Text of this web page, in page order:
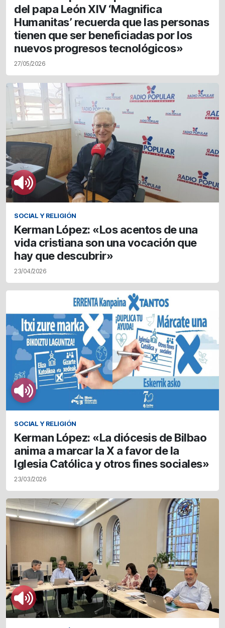
del papa León XIV ‘Magnifica
Humanitas’ recuerda que las personas
tienen que ser beneficiadas por los
nuevos progresos tecnológicos»
27/05/2026
SOCIAL Y RELIGIÓN
Kerman López: «Los acentos de una
vida cristiana son una vocación que
hay que descubrir»
23/04/2026
SOCIAL Y RELIGIÓN
Kerman López: «La diócesis de Bilbao
anima a marcar la X a favor de la
Iglesia Católica y otros fines sociales»
23/03/2026